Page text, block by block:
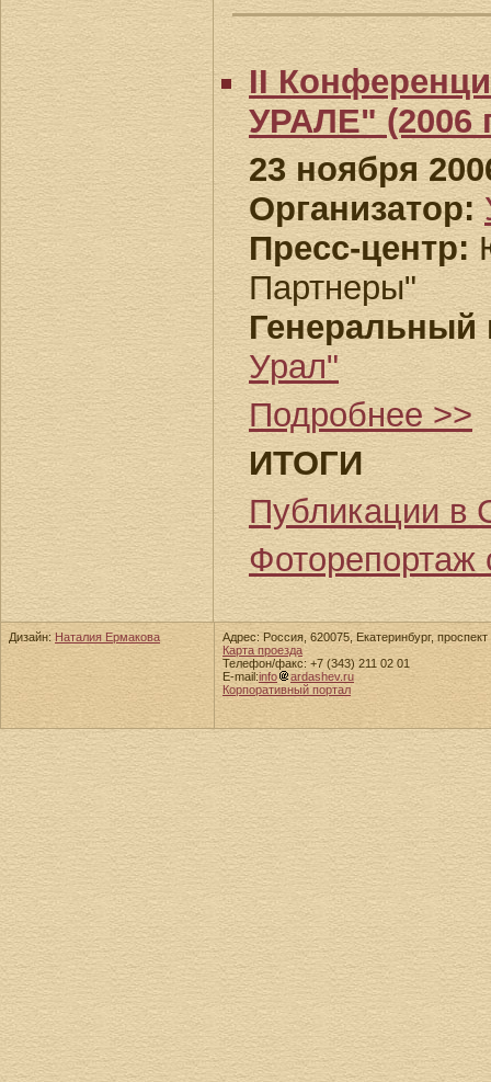
II
УРАЛЕ" (2006
23 ноября
Организатор:
Пресс-центр:
Партнеры"
Генеральный
Урал"
Подробнее >>
ИТОГИ
Публикации в
Дизайн: Наталия Ермакова
Адрес: Россия, 620075, Екатеринбург,
Карта проезда
Телефон/факс: +7 (343) 211 02 01
E-mail:info
ardashev.ru
Корпоративный портал